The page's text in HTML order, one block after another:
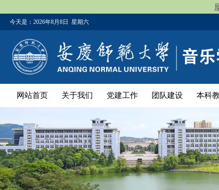
今天是： 2026年8月8日 星期六
网站首页 关于我们 党建工作 团队建设 本科